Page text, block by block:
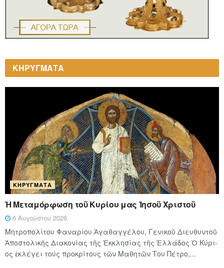
ΚΗΡΥΓΜΑΤΑ
ΚΗΡΎΓΜΑΤΑ
Ἡ Μεταμόρφωση τοῦ Κυρίου μας Ἰησοῦ Χριστοῦ
6 Αυγούστου 2026
Μητροπολίτου Φαναρίου Ἀγαθαγγέλου, Γενικοῦ Διευθυντοῦ
Ἀποστολικῆς Διακονίας τῆς Ἐκκλησίας τῆς Ἑλλάδος Ὁ Κύ­ρι­
ος ἐκλέγει τούς προ­κρί­τους τῶν Μα­θη­τῶν Του Πέ­τρο,...